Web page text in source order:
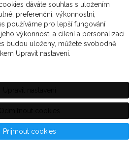
stažení
© 2019 Raledo
dáváte souhlas s uložením
preferenční, výkonnostní,
používáme pro lepší fungování
výkonnosti a cílení a personalizaci
budou uloženy, můžete svobodně
Upravit nastavení.
Přijmout cookies